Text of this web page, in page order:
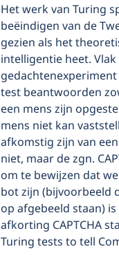
Het werk van Turing
beëindigen van de
gezien als het
intelligentie heet.
test beantwoorden
een mens zijn
mens niet kan
afkomstig zijn van
niet, maar de zgn.
om te bewijzen dat
bot zijn (bijvoorbeeld
op afgebeeld staan)
afkorting CAPTCHA
Turing tests to tell